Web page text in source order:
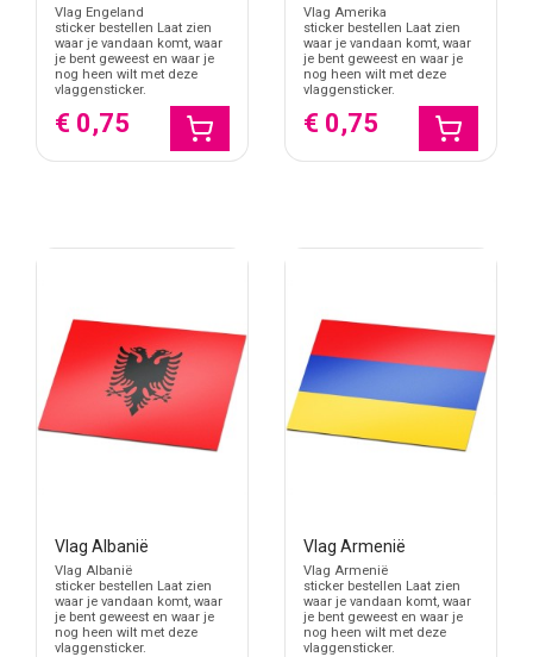
Vlag Engeland
sticker bestellen Laat zien
waar je vandaan komt, waar
je bent geweest en waar je
nog heen wilt met deze
vlaggensticker.
€ 0,75
Vlag Amerika
sticker bestellen Laat zien
waar je vandaan komt, waar
je bent geweest en waar je
nog heen wilt met deze
vlaggensticker.
€ 0,75
Vlag Albanië
Vlag Albanië
sticker bestellen Laat zien
waar je vandaan komt, waar
je bent geweest en waar je
nog heen wilt met deze
vlaggensticker.
Vlag Armenië
Vlag Armenië
sticker bestellen Laat zien
waar je vandaan komt, waar
je bent geweest en waar je
nog heen wilt met deze
vlaggensticker.